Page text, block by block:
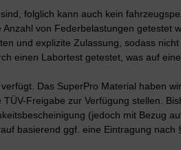
folglich kann auch kein
von Federbelastungen getestet
und explizite Zulassung, sodass
einen Labortest getestet, was auf
verfügt. Das SuperPro Material haben
Freigabe zur Verfügung stellen.
(jedoch mit Bezug
basierend ggf. eine Eintragung